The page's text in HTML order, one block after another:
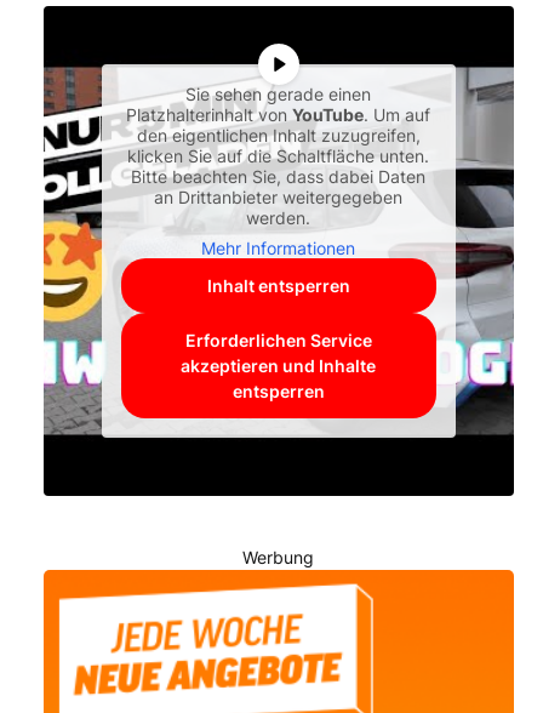
Sie sehen gerade einen
Platzhalterinhalt vonYouTube. Um auf
den eigentlichen Inhalt zuzugreifen,
klicken Sie auf die Schaltfläche unten.
Bitte beachten Sie, dass dabei Daten
an Drittanbieter weitergegeben
werden.
Mehr Informationen
Inhalt entsperren
Erforderlichen Service
akzeptieren und Inhalte
entsperren
Werbung